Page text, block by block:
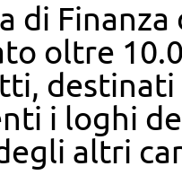
di
oltre
destinati
i loghi
altri